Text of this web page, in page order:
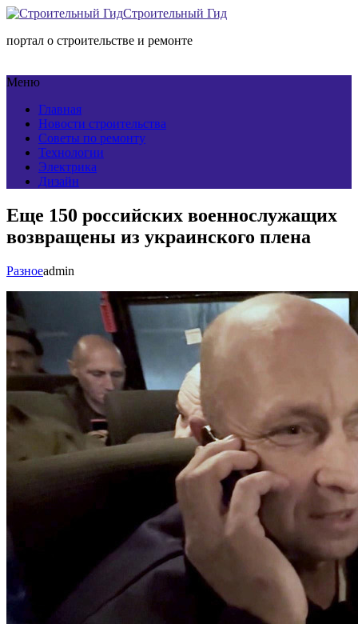
Строительный Гид
портал о строительстве и ремонте
Меню
Главная
Новости строительства
Советы по ремонту
Технологии
Электрика
Дизайн
Еще 150 российских военнослужащих
возвращены из украинского плена
Разноеadmin